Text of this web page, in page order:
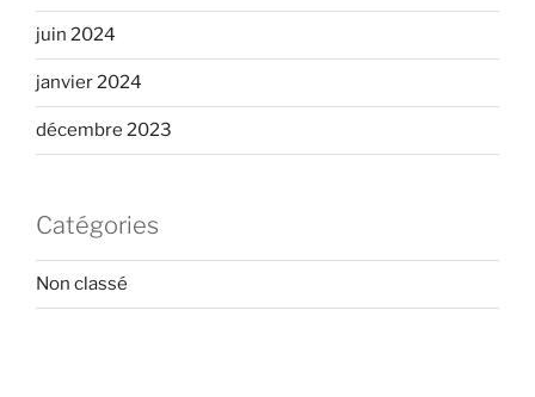
juin 2024
janvier 2024
décembre 2023
Catégories
Non classé